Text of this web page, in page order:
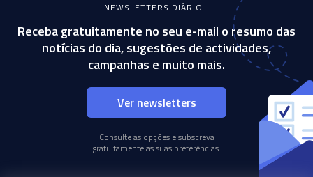
NEWSLETTERS DIÁRIO
Receba gratuitamente no seu e-mail o resumo das
notícias do dia, sugestões de actividades,
campanhas e muito mais.
Ver newsletters
Consulte as opções e subscreva
gratuitamente as suas preferências.